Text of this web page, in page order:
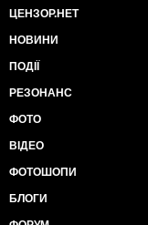
ЦЕНЗОР.НЕТ
НОВИНИ
ПОДІЇ
РЕЗОНАНС
ФОТО
ВІДЕО
ФОТОШОПИ
БЛОГИ